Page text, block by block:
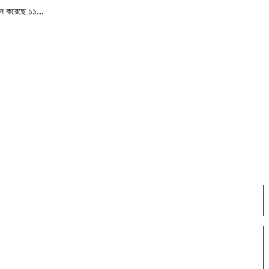
করেছে ১১...